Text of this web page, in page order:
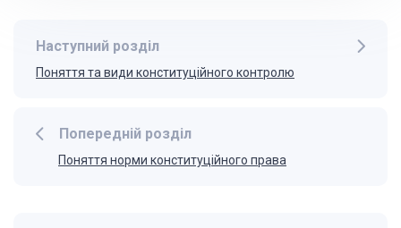
Попередній розділ
Поняття норми конституційного права
Наступний розділ
Поняття та види конституційного контролю